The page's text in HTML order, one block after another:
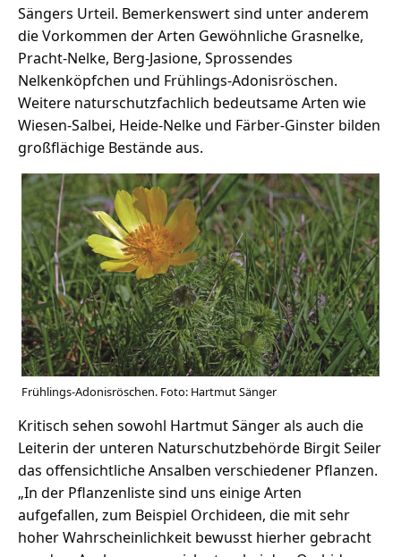
Sängers Urteil. Bemerkenswert sind unter anderem
die Vorkommen der Arten Gewöhnliche Grasnelke,
Pracht-Nelke, Berg-Jasione, Sprossendes
Nelkenköpfchen und Frühlings-Adonisröschen.
Weitere naturschutzfachlich bedeutsame Arten wie
Wiesen-Salbei, Heide-Nelke und Färber-Ginster bilden
großflächige Bestände aus.
Frühlings-Adonisröschen. Foto: Hartmut Sänger
Kritisch sehen sowohl Hartmut Sänger als auch die
Leiterin der unteren Naturschutzbehörde Birgit Seiler
das offensichtliche Ansalben verschiedener Pflanzen.
„In der Pflanzenliste sind uns einige Arten
aufgefallen, zum Beispiel Orchideen, die mit sehr
hoher Wahrscheinlichkeit bewusst hierher gebracht